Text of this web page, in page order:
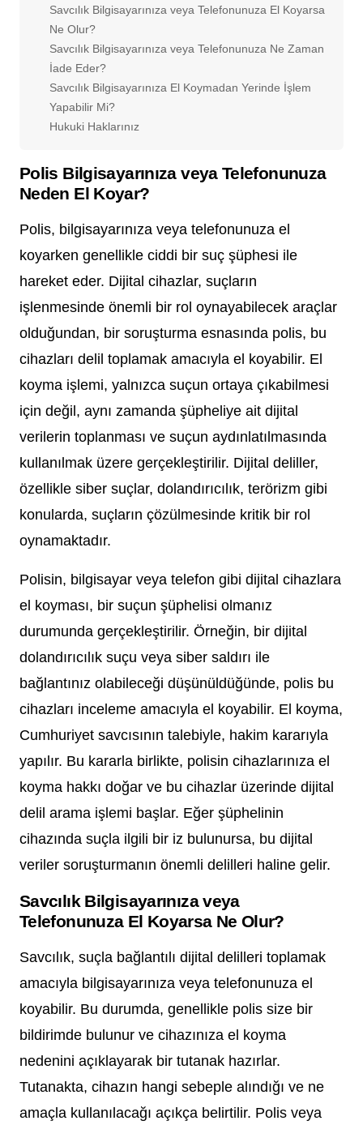
Savcılık Bilgisayarınıza veya Telefonunuza El Koyarsa
Ne Olur?
Savcılık Bilgisayarınıza veya Telefonunuza Ne Zaman
İade Eder?
Savcılık Bilgisayarınıza El Koymadan Yerinde İşlem
Yapabilir Mi?
Hukuki Haklarınız
Polis Bilgisayarınıza veya Telefonunuza
Neden El Koyar?
Polis, bilgisayarınıza veya telefonunuza el
koyarken genellikle ciddi bir suç şüphesi ile
hareket eder. Dijital cihazlar, suçların
işlenmesinde önemli bir rol oynayabilecek araçlar
olduğundan, bir soruşturma esnasında polis, bu
cihazları delil toplamak amacıyla el koyabilir. El
koyma işlemi, yalnızca suçun ortaya çıkabilmesi
için değil, aynı zamanda şüpheliye ait dijital
verilerin toplanması ve suçun aydınlatılmasında
kullanılmak üzere gerçekleştirilir. Dijital deliller,
özellikle siber suçlar, dolandırıcılık, terörizm gibi
konularda, suçların çözülmesinde kritik bir rol
oynamaktadır.
Polisin, bilgisayar veya telefon gibi dijital cihazlara
el koyması, bir suçun şüphelisi olmanız
durumunda gerçekleştirilir. Örneğin, bir dijital
dolandırıcılık suçu veya siber saldırı ile
bağlantınız olabileceği düşünüldüğünde, polis bu
cihazları inceleme amacıyla el koyabilir. El koyma,
Cumhuriyet savcısının talebiyle, hakim kararıyla
yapılır. Bu kararla birlikte, polisin cihazlarınıza el
koyma hakkı doğar ve bu cihazlar üzerinde dijital
delil arama işlemi başlar. Eğer şüphelinin
cihazında suçla ilgili bir iz bulunursa, bu dijital
veriler soruşturmanın önemli delilleri haline gelir.
Savcılık Bilgisayarınıza veya
Telefonunuza El Koyarsa Ne Olur?
Savcılık, suçla bağlantılı dijital delilleri toplamak
amacıyla bilgisayarınıza veya telefonunuza el
koyabilir. Bu durumda, genellikle polis size bir
bildirimde bulunur ve cihazınıza el koyma
nedenini açıklayarak bir tutanak hazırlar.
Tutanakta, cihazın hangi sebeple alındığı ve ne
amaçla kullanılacağı açıkça belirtilir. Polis veya